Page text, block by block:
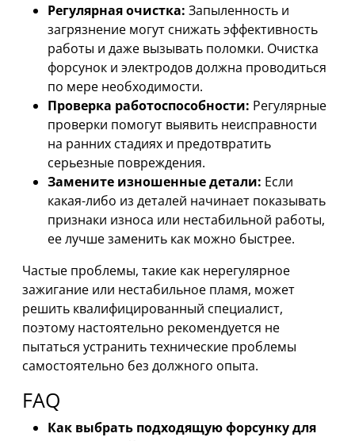
Регулярная очистка: Запыленность и
загрязнение могут снижать эффективность
работы и даже вызывать поломки. Очистка
форсунок и электродов должна проводиться
по мере необходимости.
Проверка работоспособности: Регулярные
проверки помогут выявить неисправности
на ранних стадиях и предотвратить
серьезные повреждения.
Замените изношенные детали: Если
какая-либо из деталей начинает показывать
признаки износа или нестабильной работы,
ее лучше заменить как можно быстрее.
Частые проблемы, такие как нерегулярное
зажигание или нестабильное пламя, может
решить квалифицированный специалист,
поэтому настоятельно рекомендуется не
пытаться устранить технические проблемы
самостоятельно без должного опыта.
FAQ
Как выбрать подходящую форсунку для